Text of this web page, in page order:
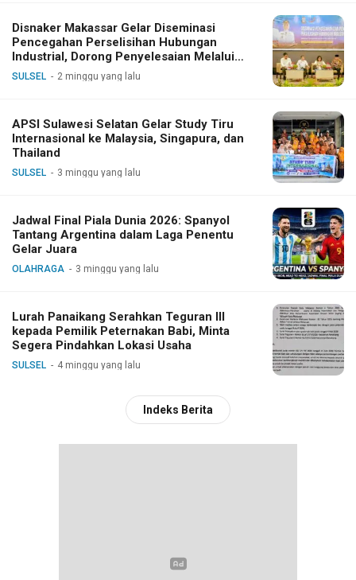
Disnaker Makassar Gelar Diseminasi
Pencegahan Perselisihan Hubungan
Industrial, Dorong Penyelesaian Melalui
Dialog
SULSEL 2 minggu yang lalu
APSI Sulawesi Selatan Gelar Study Tiru
Internasional ke Malaysia, Singapura, dan
Thailand
SULSEL 3 minggu yang lalu
Jadwal Final Piala Dunia 2026: Spanyol
Tantang Argentina dalam Laga Penentu
Gelar Juara
OLAHRAGA 3 minggu yang lalu
Lurah Panaikang Serahkan Teguran III
kepada Pemilik Peternakan Babi, Minta
Segera Pindahkan Lokasi Usaha
SULSEL 4 minggu yang lalu
Indeks Berita